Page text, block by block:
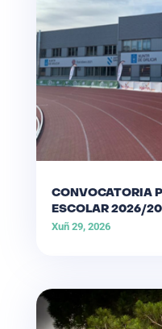
CONVOCATORIA
ESCOLAR 2026/
Xuñ 29, 2026